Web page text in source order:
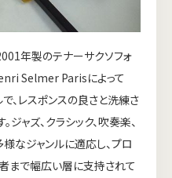
年製のテナーサクソフォ
Selmer Parisによって
、レスポンスの良さと洗練さ
ャズ、クラシック、吹奏楽、
様なジャンルに適応し、プロ
まで幅広い層に支持されて